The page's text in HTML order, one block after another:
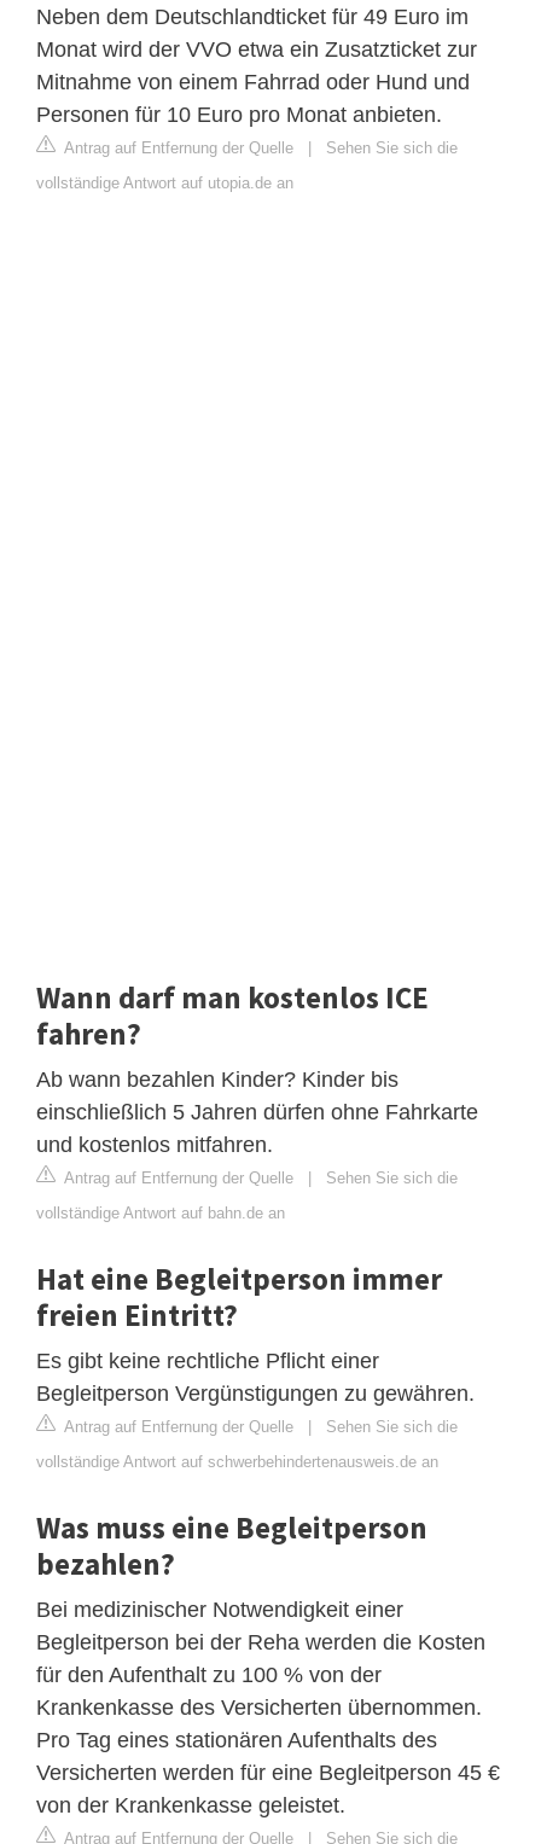
Neben dem Deutschlandticket für 49 Euro im
Monat wird der VVO etwa ein Zusatzticket zur
Mitnahme von einem Fahrrad oder Hund und
Personen für 10 Euro pro Monat anbieten.
Antrag auf Entfernung der Quelle | Sehen Sie sich die
vollständige Antwort auf utopia.de an
Wann darf man kostenlos ICE
fahren?
Ab wann bezahlen Kinder? Kinder bis
einschließlich 5 Jahren dürfen ohne Fahrkarte
und kostenlos mitfahren.
Antrag auf Entfernung der Quelle | Sehen Sie sich die
vollständige Antwort auf bahn.de an
Hat eine Begleitperson immer
freien Eintritt?
Es gibt keine rechtliche Pflicht einer
Begleitperson Vergünstigungen zu gewähren.
Antrag auf Entfernung der Quelle | Sehen Sie sich die
vollständige Antwort auf schwerbehindertenausweis.de an
Was muss eine Begleitperson
bezahlen?
Bei medizinischer Notwendigkeit einer
Begleitperson bei der Reha werden die Kosten
für den Aufenthalt zu 100 % von der
Krankenkasse des Versicherten übernommen.
Pro Tag eines stationären Aufenthalts des
Versicherten werden für eine Begleitperson 45 €
von der Krankenkasse geleistet.
Antrag auf Entfernung der Quelle | Sehen Sie sich die